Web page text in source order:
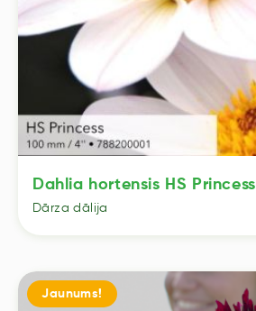
Dahlia hortensis HS Princess
Dārza dālija